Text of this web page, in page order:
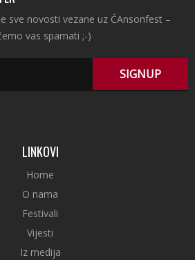
sve novosti vezane uz ČAnsonfest –
vas spamati ;-)
LINKOVI
Home
O nama
Festivali
Vijesti
Iz medija